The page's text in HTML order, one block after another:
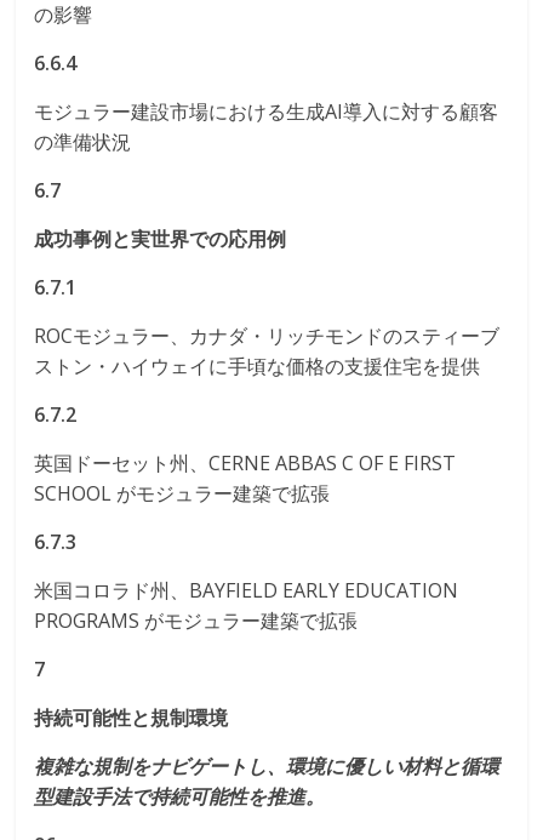
の影響
6.6.4
モジュラー建設市場における生成AI導入に対する顧客
の準備状況
6.7
成功事例と実世界での応用例
6.7.1
ROCモジュラー、カナダ・リッチモンドのスティーブ
ストン・ハイウェイに手頃な価格の支援住宅を提供
6.7.2
英国ドーセット州、CERNE ABBAS C OF E FIRST
SCHOOL がモジュラー建築で拡張
6.7.3
米国コロラド州、BAYFIELD EARLY EDUCATION
PROGRAMS がモジュラー建築で拡張
7
持続可能性と規制環境
複雑な規制をナビゲートし、環境に優しい材料と循環
型建設手法で持続可能性を推進。